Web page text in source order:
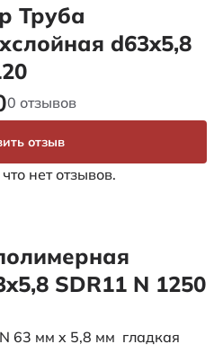
Труба
d63x5,8
нет отзывов.
0 отзывов
отзыв
SDR11 N 1250
63 мм x 5,8 мм гладкая